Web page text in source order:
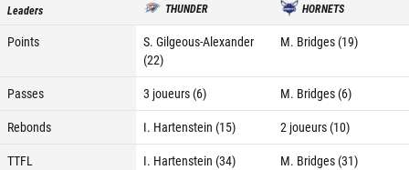
Leaders THUNDER HORNETS
Points
S. Gilgeous-Alexander
(22)
M. Bridges (19)
Passes 3 joueurs (6)
M. Bridges (6)
Rebonds
I. Hartenstein (15)
2 joueurs (10)
TTFL
I. Hartenstein (34) M. Bridges (31)